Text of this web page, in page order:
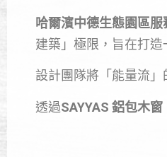
哈爾濱中德生態園區服
建築」極限，旨在打
設計團隊將「能量流
透過SAYYAS 鋁包木窗